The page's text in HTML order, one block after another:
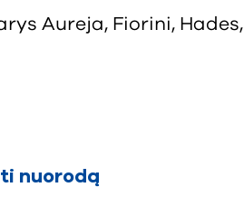
Aureja, Fiorini, Hades,
nuorodą